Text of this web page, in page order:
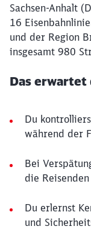
Sachsen-Anhalt
16
und der Region
insgesamt 980
Das erwartet
Du
während der
Bei
die
Du erlernst
und